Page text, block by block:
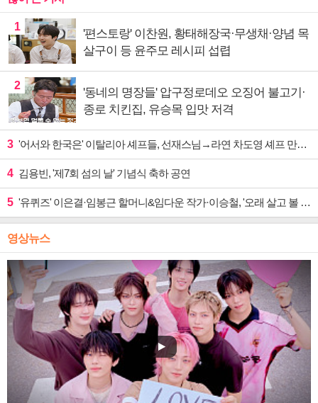
1
'편스토랑' 이찬원, 황태해장국·무생채·양념 목
살구이 등 윤주모 레시피 섭렵
2
'동네의 명장들' 압구정로데오 오징어 불고기·
종로 치킨집, 유승목 입맛 저격
3 '어서와 한국은' 이탈리아 셰프들, 선재스님→라연 차도영 셰프 만난다
4 김용빈, '제7회 섬의 날' 기념식 축하 공연
5 '유퀴즈' 이은결·임봉근 할머니&임다운 작가·이승철, '오래 살고 볼 일' 특집 출격
영상뉴스